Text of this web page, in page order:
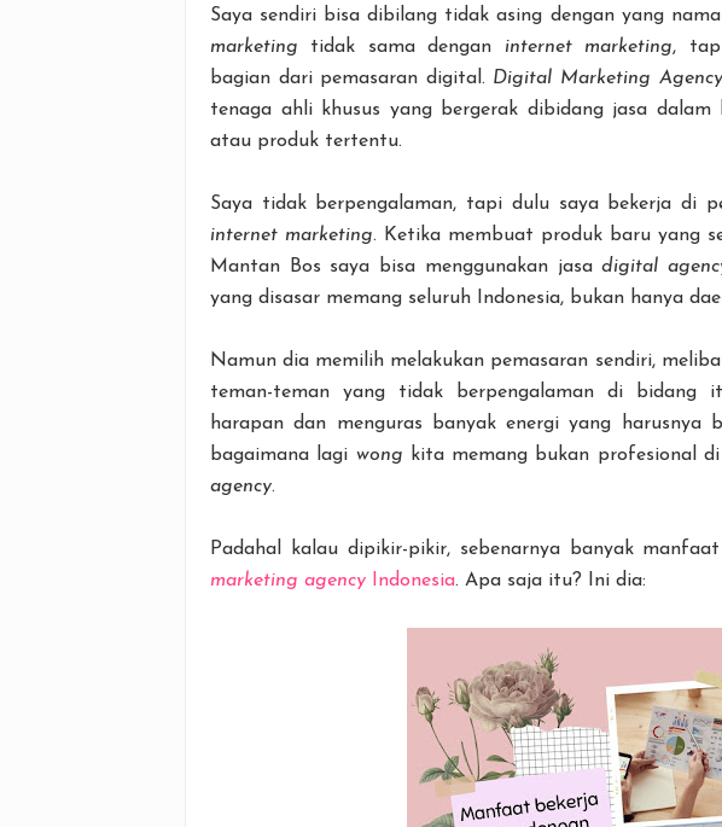
Saya sendiri bisa dibilang tidak asing dengan yang
marketing tidak sama dengan internet marketing,
bagian dari pemasaran digital. Digital Marketing Agency
tenaga ahli khusus yang bergerak dibidang jasa dalam
atau produk tertentu.
Saya tidak berpengalaman, tapi dulu saya bekerja di
internet marketing. Ketika membuat produk baru yang
Mantan Bos saya bisa menggunakan jasadigital
yang disasar memang seluruh Indonesia, bukan hanya
Namun dia memilih melakukan pemasaran sendiri,
teman-teman yang tidak berpengalaman di bidang
harapan dan menguras banyak energi yang harusnya
bagaimana lagi wong kita memang bukan profesional
agency.
Padahal kalau dipikir-pikir, sebenarnya banyak
marketing agency Indonesia. Apa saja itu? Ini dia: